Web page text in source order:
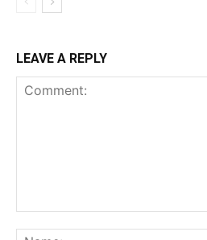
LEAVE A REPLY